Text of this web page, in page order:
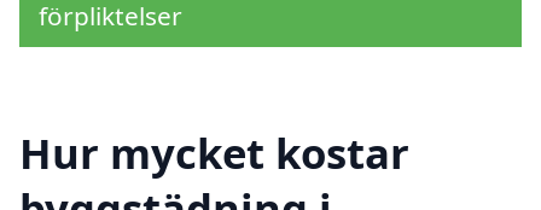
förpliktelser
Hur mycket kostar